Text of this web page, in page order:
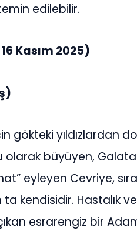
edilebilir.
Kasım 2025)
gökteki yıldızlardan
büyüyen, Galata
eyleyen Cevriye,
ta kendisidir. Hastalık
çıkan esrarengiz bir